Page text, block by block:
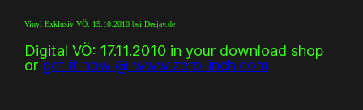
Vinyl Exklusiv VÖ: 15.10.2010 bei Deejay.de
Digital VÖ: 17.11.2010 in your download shop
orget it now @ www.zero-inch.com